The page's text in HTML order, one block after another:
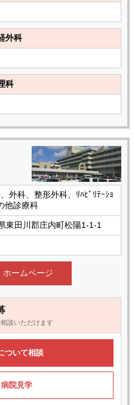
外科
科
外科、整形外科、ﾘﾊﾋﾞﾘﾃｰｼｮ
他診療科
東田川郡庄内町松陽1-1-1
ホームページ
談いただけます
ついて相談
院見学